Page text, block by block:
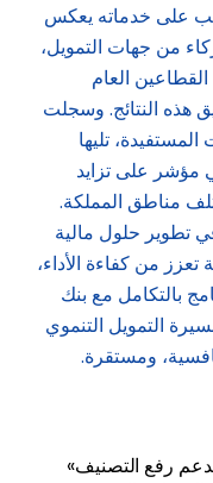
على خدماته يعكس
من جهات التمويل،
العام
هذه النتائج. وسجلت
تليها
مؤشر على تزايد
مناطق المملكة.
تطوير حلول مالية
من كفاءة الأداء،
بالتكامل مع بنك
التمويل التنموي
ومستقرة.
«ستاندرد آند بورز»: النمو غير النفطي يدعم رفع التصنيف